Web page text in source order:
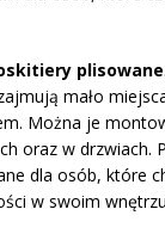
plisowane
mało
Można je
oraz w drzwiach.
dla osób, które
w swoim